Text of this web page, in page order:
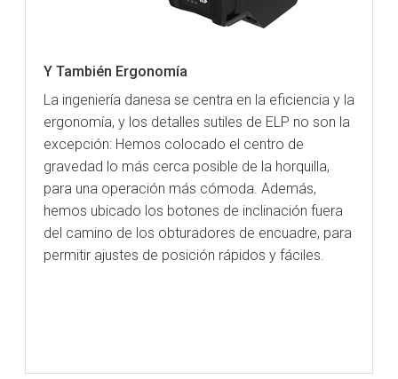
Y También Ergonomía
La ingeniería danesa se centra en la eficiencia y la
ergonomía, y los detalles sutiles de ELP no son la
excepción: Hemos colocado el centro de
gravedad lo más cerca posible de la horquilla,
para una operación más cómoda. Además,
hemos ubicado los botones de inclinación fuera
del camino de los obturadores de encuadre, para
permitir ajustes de posición rápidos y fáciles.